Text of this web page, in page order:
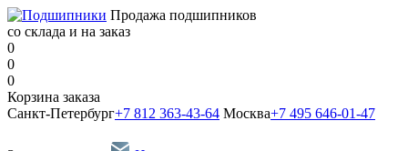
Продажа подшипников
со склада и на заказ
0
0
0
Корзина заказа
Санкт-Петербург+7 812 363-43-64 Москва+7 495 646-01-47